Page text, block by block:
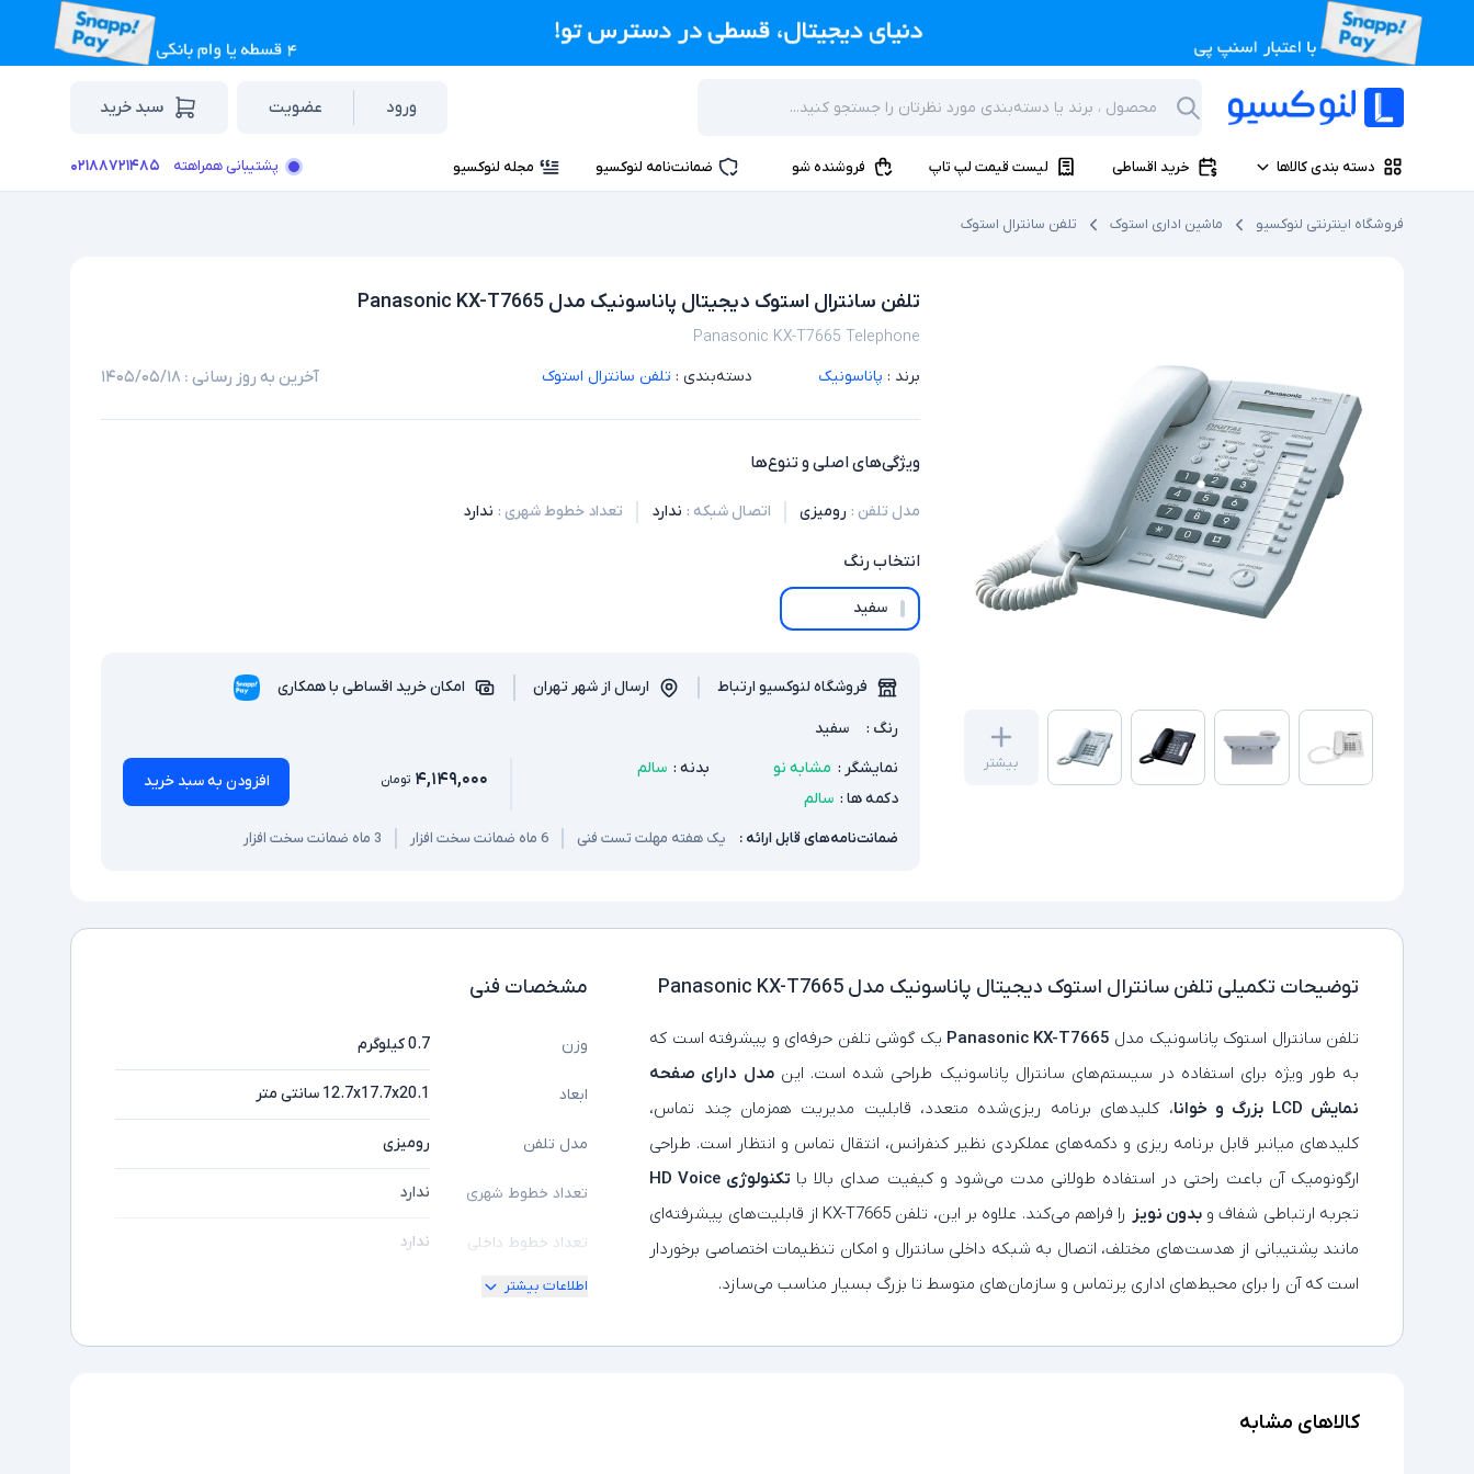
ورود عضویت سبد خرید
دسته بندی کالاها خرید اقساطی لیست قیمت لپ تاپ فروشنده شو ضمانت‌نامه لنوکسیو مجله لنوکسیو پشتیبانی همراهته ۰۲۱۸۸۷۲۱۴۸۵
فروشگاه اینترنتی لنوکسیو ماشین اداری استوک تلفن سانترال استوک
بیشتر
تلفن سانترال استوک دیجیتال پاناسونیک مدل Panasonic KX-T7665
Panasonic KX-T7665 Telephone
برند : پاناسونیک دسته‌بندی : تلفن سانترال استوک آخرین به روز رسانی : ۱۴۰۵/۰۵/۱۸
ویژگی‌های اصلی و تنوع‌ها
مدل تلفن : رومیزی اتصال شبکه : ندارد تعداد خطوط شهری : ندارد
انتخابرنگ
سفید
فروشگاه لنوکسیو ارتباط ارسال از شهر تهران
امکان خرید اقساطی با همکاری
رنگ :
سفید
نمایشگر : مشابه نو بدنه: سالم
دکمه ها : سالم
۴,۱۴۹,۰۰۰ تومان افزودن به سبد خرید
ضمانت‌نامه‌های قابل ارائه : یک هفته مهلت تست فنی 6 ماه ضمانت سخت افزار 3 ماه ضمانت سخت افزار
توضیحات تکمیلی تلفن سانترال استوک دیجیتال پاناسونیک مدل Panasonic KX-T7665
تلفن سانترال استوک پاناسونیک مدل Panasonic KX-T7665 یک گوشی تلفن حرفه‌ای و پیشرفته است که
به‌ طور ویژه برای استفاده در سیستم‌های سانترال پاناسونیک طراحی شده است. اینمدل دارای صفحه
نمایش LCD بزرگ و خوانا
، کلیدهای برنامه‌ ریزی‌شده متعدد، قابلیت مدیریت همزمان چند تماس،
کلیدهای میانبر قابل برنامه‌ ریزی و دکمه‌های عملکردی نظیر کنفرانس، انتقال تماس و انتظار است. طراحی
ارگونومیک آن باعث راحتی در استفاده طولانی‌ مدت می‌شود و کیفیت صدای بالا با تکنولوژی HD Voice
تجربه ارتباطی شفاف وبدون نویز
را فراهم می‌کند. علاوه بر این، تلفن KX-T7665 از قابلیت‌های پیشرفته‌ای
مانند پشتیبانی از هدست‌های مختلف، اتصال به شبکه داخلی سانترال و امکان تنظیمات اختصاصی برخوردار
است که آن را برای محیط‌های اداری پرتماس و سازمان‌های متوسط تا بزرگ بسیار مناسب می‌سازد.
مشخصات فنی
وزن 0.7 کیلوگرم
ابعاد 12.7x17.7x20.1 سانتی متر
مدل تلفن رومیزی
تعداد خطوط شهری ندارد
تعداد خطوط داخلی ندارد
قابلیت ارتقا خطوط
منشی تلفنی ندارد
اطلاعات بیشتر
کالاهای مشابه